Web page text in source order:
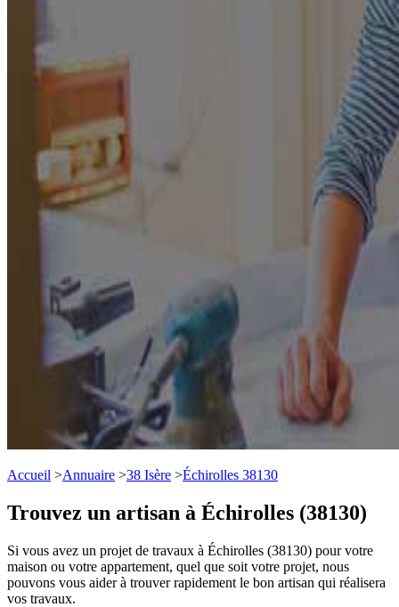
Accueil >Annuaire >38 Isère >Échirolles 38130
Trouvez un artisan à Échirolles (38130)
Si vous avez un projet de travaux à Échirolles (38130) pour votre
maison ou votre appartement, quel que soit votre projet, nous
pouvons vous aider à trouver rapidement le bon artisan qui réalisera
vos travaux.